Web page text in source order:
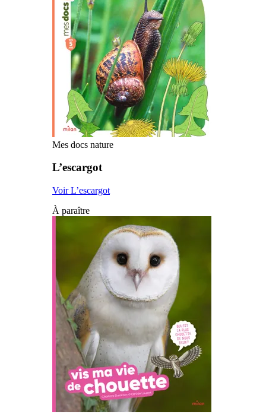
Mes docs nature
L’escargot
Voir L’escargot
À paraître